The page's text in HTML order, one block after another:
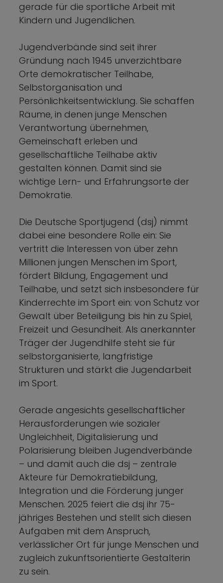
gerade für die sportliche Arbeit mit
Kindern und Jugendlichen.
Jugendverbände sind seit ihrer
Gründung nach 1945 unverzichtbare
Orte demokratischer Teilhabe,
Selbstorganisation und
Persönlichkeitsentwicklung. Sie schaffen
Räume, in denen junge Menschen
Verantwortung übernehmen,
Gemeinschaft erleben und
gesellschaftliche Teilhabe aktiv
gestalten können. Damit sind sie
wichtige Lern- und Erfahrungsorte der
Demokratie.
Die Deutsche Sportjugend (dsj) nimmt
dabei eine besondere Rolle ein: Sie
vertritt die Interessen von über zehn
Millionen jungen Menschen im Sport,
fördert Bildung, Engagement und
Teilhabe, und setzt sich insbesondere für
Kinderrechte im Sport ein: von Schutz vor
Gewalt über Beteiligung bis hin zu Spiel,
Freizeit und Gesundheit. Als anerkannter
Träger der Jugendhilfe steht sie für
selbstorganisierte, langfristige
Strukturen und stärkt die Jugendarbeit
im Sport.
Gerade angesichts gesellschaftlicher
Herausforderungen wie sozialer
Ungleichheit, Digitalisierung und
Polarisierung bleiben Jugendverbände
– und damit auch die dsj – zentrale
Akteure für Demokratiebildung,
Integration und die Förderung junger
Menschen. 2025 feiert die dsj ihr 75-
jähriges Bestehen und stellt sich diesen
Aufgaben mit dem Anspruch,
verlässlicher Ort für junge Menschen und
zugleich zukunftsorientierte Gestalterin
zu sein.